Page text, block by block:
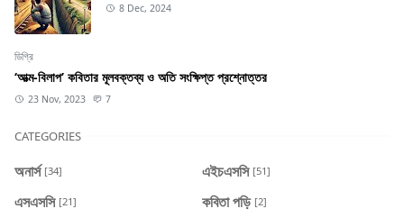
8 Dec, 2024
ডিগ্রি
‘আত্ম-বিলাপ’ কবিতার মূলবক্তব্য ও অতি সংক্ষিপ্ত প্রশ্নোত্তর
23 Nov, 2023 7
CATEGORIES
অনার্স [34] এইচএসসি [51]
এসএসসি [21] কবিতা পড়ি [2]